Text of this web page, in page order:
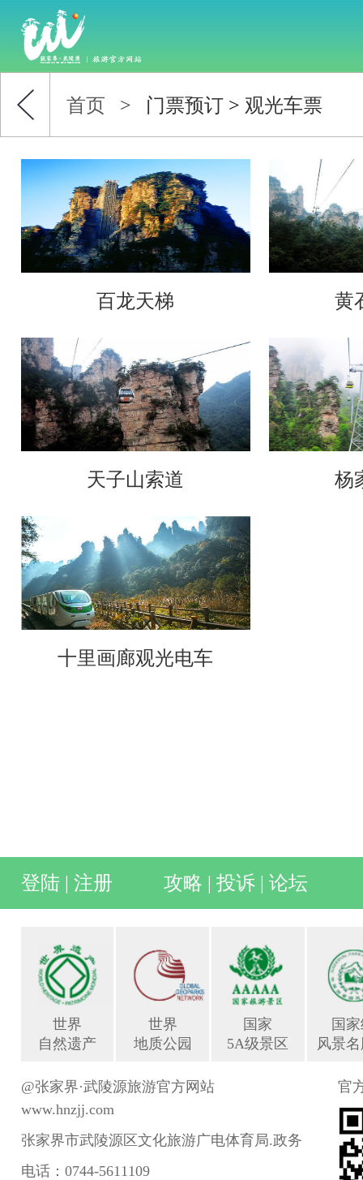
首页 > 门票预订 > 观光车票
百龙天梯 黄
天子山索道 杨
十里画廊观光电车
登陆| 注册 攻略 | 投诉| 论坛
世界
自然遗产
世界
地质公园
国家
5A级景区
国
风景
@张家界·武陵源旅游官方网站
www.hnzjj.com
张家界市武陵源区文化旅游广电体育局.政务
电话：0744-5611109
官